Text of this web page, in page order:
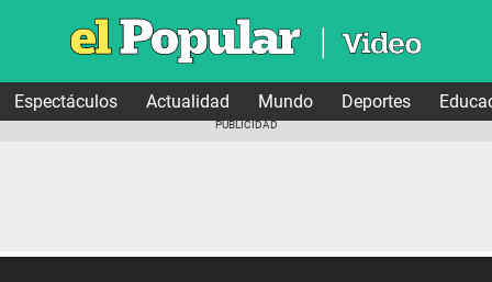
Espectáculos Actualidad Mundo Deportes